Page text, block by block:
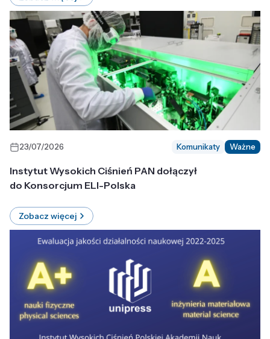
23/07/2026 Komunikaty Ważne
Instytut Wysokich Ciśnień PAN dołączył
do Konsorcjum ELI-Polska
Zobacz więcej